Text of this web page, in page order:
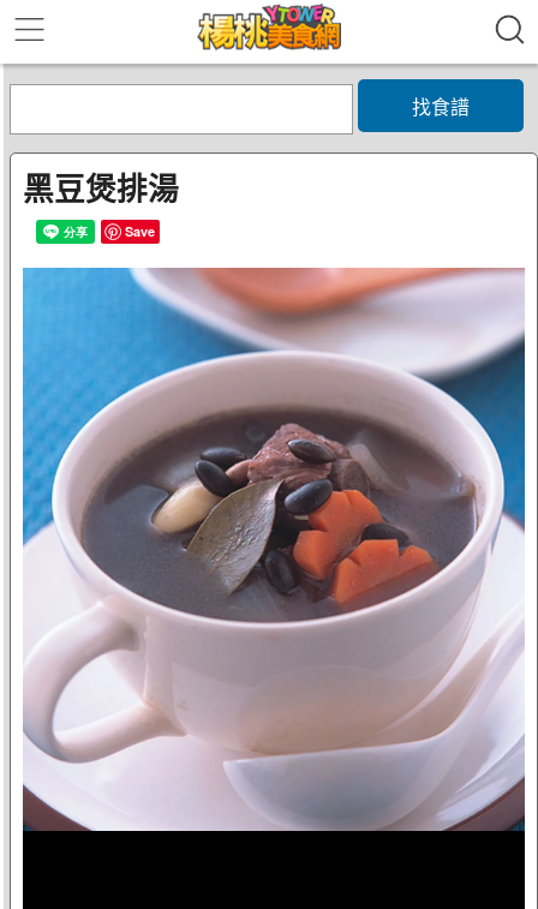
找食譜
黑豆煲排湯
Save